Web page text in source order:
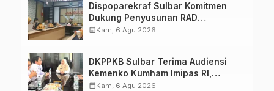
Dispoparekraf Sulbar Komitmen
Dukung Penyusunan RAD
TPB/SDGs Sulawesi Barat
calendar_monthKam, 6 Agu 2026
DKPPKB Sulbar Terima Audiensi
Kemenko Kumham Imipas RI,
Perkuat Pelayanan Kesehatan bagi
calendar_monthKam, 6 Agu 2026